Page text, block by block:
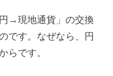
→現地通貨」の交換
です。なぜなら、円
らです。